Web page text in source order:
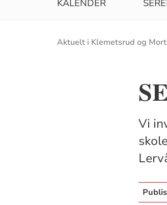
KALENDER
Brødsmulesti
Aktuelt i Klemetsrud og
Vi